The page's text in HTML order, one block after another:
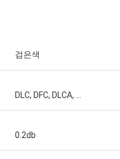
장기
Kocent Optec
검은색
DLC, DFC, DLCA, ...
0.2db